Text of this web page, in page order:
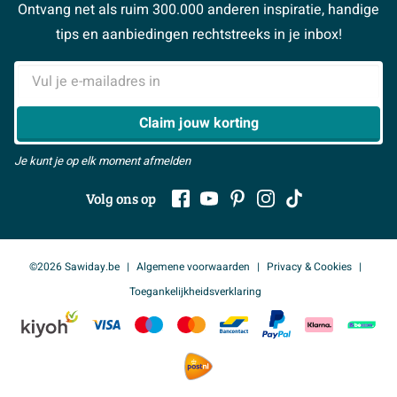
> Naar de klantenservice
> Alle adviesmogelijkheden
#MySawiday
> Naar inspiratie
BeCommerce
Samenwerken
> Alles over showrooms
Ontvang net als ruim 300.000 anderen inspiratie, handige
tips en aanbiedingen rechtstreeks in je inbox!
E-mailadres
Claim jouw korting
Je kunt je op elk moment afmelden
Volg ons op
©2026 Sawiday.be Algemene voorwaarden
Privacy & Cookies
Toegankelijkheidsverklaring